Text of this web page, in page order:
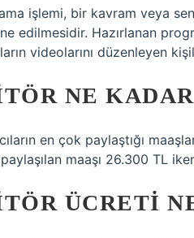
işlemi, bir kavram veya
edilmesidir. Hazırlanan
videolarını düzenleyen
NE
en çok paylaştığı
maaşı 26.300 TL
ÜCRETI